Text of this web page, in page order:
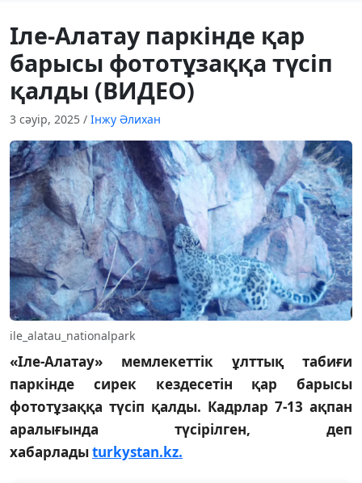
Іле-Алатау паркінде қар
барысы фототұзаққа түсіп
қалды (ВИДЕО)
3 сәуір, 2025 / Інжу Әлихан
ile_alatau_nationalpark
«Іле-Алатау» мемлекеттік ұлттық табиғи
паркінде сирек кездесетін қар барысы
фототұзаққа түсіп қалды. Кадрлар 7-13 ақпан
аралығында түсірілген, деп
хабарладыturkystan.kz.